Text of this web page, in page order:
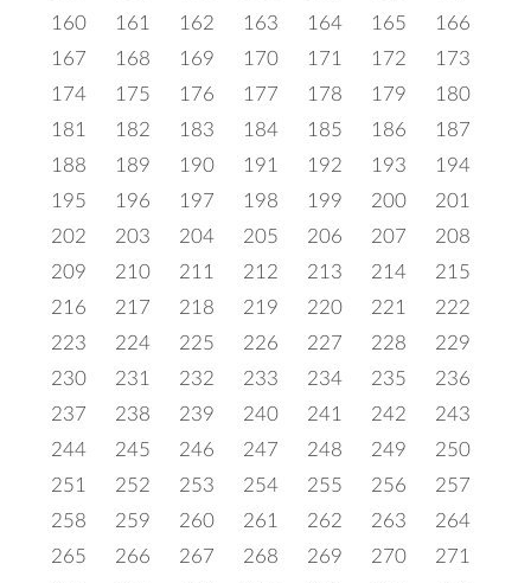
160
161 162 163 164 165
166
167
168 169 170 171 172
173
174
175 176 177 178 179
180
181
182 183 184 185 186
187
188
189 190 191 192 193
194
195
196 197 198 199 200
201
202
203 204 205 206 207
208
209
210 211 212 213 214
215
216
217 218 219 220 221
222
223
224 225 226 227 228
229
230
231 232 233 234 235
236
237
238 239 240 241 242
243
244
245 246 247 248 249
250
251
252 253 254 255 256
257
258
259 260 261 262 263
264
265
266 267 268 269 270
271